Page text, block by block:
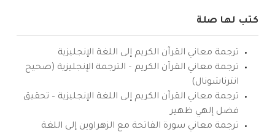
كتب لها صلة
ترجمة معاني القرآن الكريم إلى اللغة الإنجليزية
ترجمة معاني القرآن الكريم – الترجمة الإنجليزية (صحيح
انترناشونال)
ترجمة معاني القرآن الكريم إلى اللغة الإنجليزية – تحقيق
فضل إلهي ظهير
ترجمة معاني سورة الفاتحة مع الزهراوين إلى اللغة